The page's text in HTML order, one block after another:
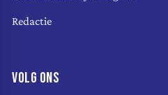
Redactie
VOLG ONS